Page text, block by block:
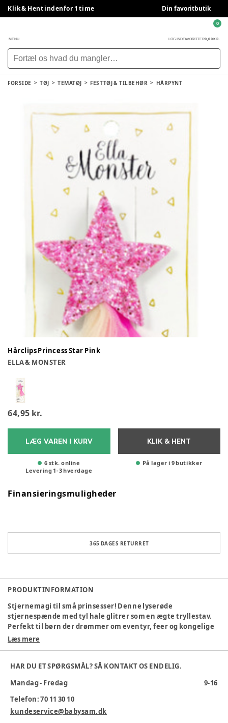
Klik & Hent indenfor 1 time Din favoritbutik
MENU LOG INDFAVORITTER0,00 KR.
0
FORSIDE TØJ TEMATØJ FESTTØJ & TILBEHØR HÅRPYNT
Hårclips Princess Star Pink
ELLA & MONSTER
64,95 kr.
LÆG VAREN I KURV
6 stk. online
Levering 1-3hverdage
KLIK & HENT
På lager i 9 butikker
Finansieringsmuligheder
365 DAGES RETURRET
PRODUKTINFORMATION
Stjernemagi til små prinsesser! Denne lyserøde
stjernespænde med tyl hale glitrer som en ægte tryllestav.
Perfekt til børn der drømmer om eventyr, feer og kongelige
outfits. Let at sætte i - og skabt til magiske øjeblikke.
Materialesammensætning:Legering og Kunststof
Produktionsland:Kina
Læs mere
HAR DU ET SPØRGSMÅL? SÅ KONTAKT OS ENDELIG.
Mandag - Fredag
9-16
Telefon: 70 11 30 10
kundeservice@babysam.dk